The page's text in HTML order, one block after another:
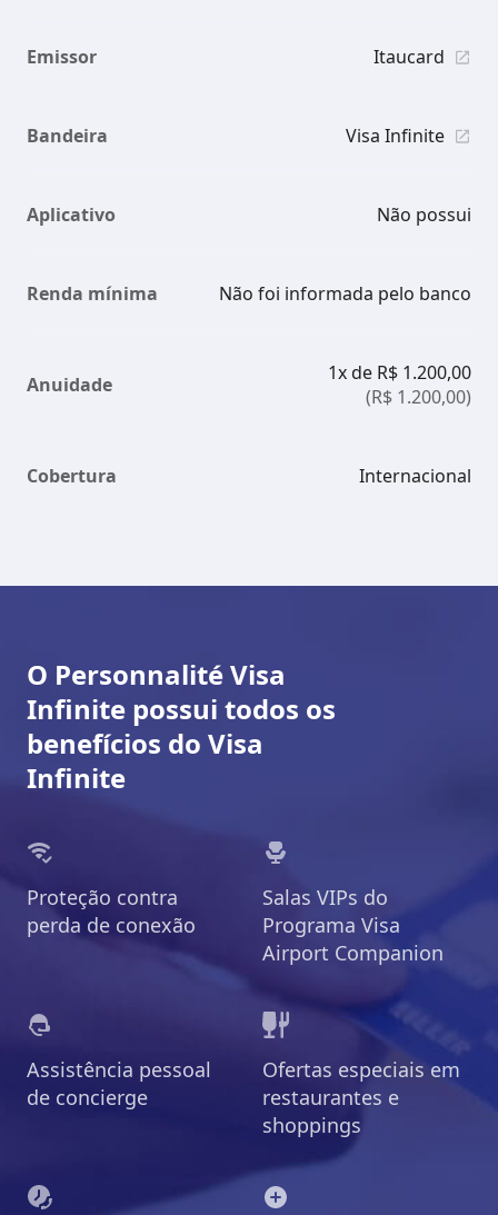
Emissor Itaucard
Bandeira Visa Infinite
Aplicativo Não possui
Renda mínima Não foi informada pelo banco
Anuidade
1x de R$ 1.200,00
(R$ 1.200,00)
Cobertura Internacional
O Personnalité Visa
Infinite possui todos os
benefícios do Visa
Infinite
Proteção contra
perda de conexão
Salas VIPs do
Programa Visa
Airport Companion
Assistência pessoal
de concierge
Ofertas especiais em
restaurantes e
shoppings